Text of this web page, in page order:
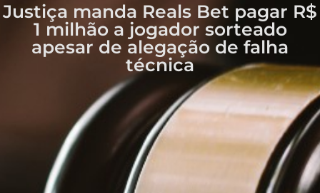
Justiça manda Reals Bet pagar R$
1 milhão a jogador sorteado
apesar de alegação de falha
técnica